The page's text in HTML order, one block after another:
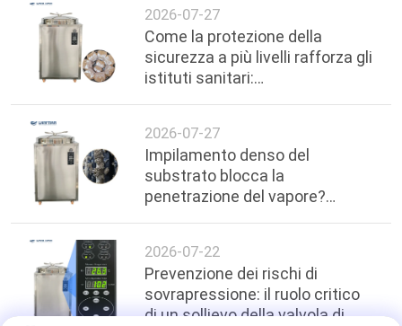
2026-07-27
Come la protezione della
sicurezza a più livelli rafforza gli
istituti sanitari:
elevate in autoclavi da 200 litri
2026-07-27
Impilamento denso del
substrato blocca la
penetrazione del vapore?
dell'uniformità della
temperatura in autoclavi
verticali da 200L
2026-07-22
Prevenzione dei rischi di
sovrapressione: il ruolo critico
di un sollievo della valvola di